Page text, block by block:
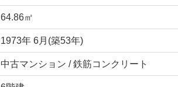
64.86㎡
1973年 6月(築53年)
中古マンション / 鉄筋コンクリート